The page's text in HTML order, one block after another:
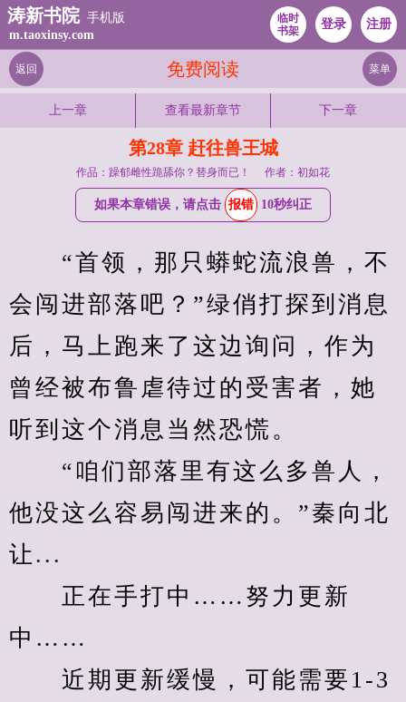
涛新书院 手机版
m.taoxinsy.com
临时
书架
登录 注册
免费阅读
返回 菜单
上一章 查看最新章节 下一章
第28章 赶往兽王城
作品：躁郁雌性跪舔你？替身而已！ 作者：初如花
如果本章错误，请点击 报错 10秒纠正
“首领，那只蟒蛇流浪兽，不
会闯进部落吧？”绿俏打探到消息
后，马上跑来了这边询问，作为
曾经被布鲁虐待过的受害者，她
听到这个消息当然恐慌。
“咱们部落里有这么多兽人，
他没这么容易闯进来的。”秦向北
让...
正在手打中……努力更新
中……
近期更新缓慢，可能需要1-3